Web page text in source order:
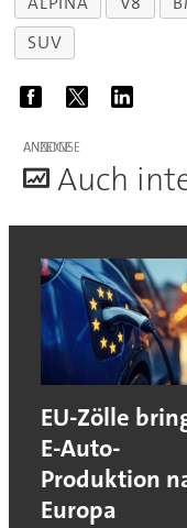
SUV
ANZEIGE
Auch
EU-Zölle
E-Auto-
Produktion
Europa